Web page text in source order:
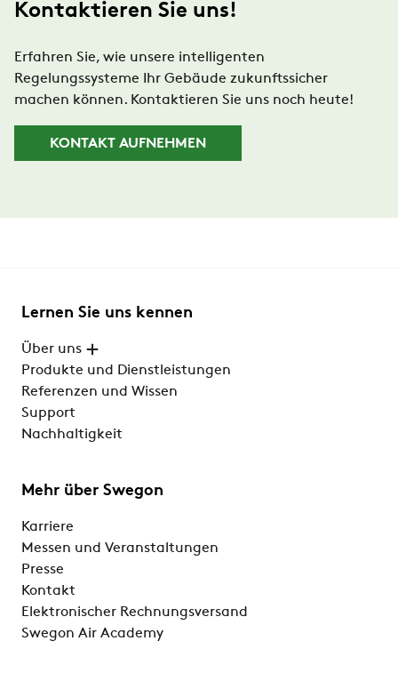
Kontaktieren Sie uns!
Erfahren Sie, wie unsere intelligenten
Regelungssysteme Ihr Gebäude zukunftssicher
machen können. Kontaktieren Sie uns noch heute!
KONTAKT AUFNEHMEN
Lernen Sie uns kennen
Über uns
Produkte und Dienstleistungen
Referenzen und Wissen
Support
Nachhaltigkeit
Mehr über Swegon
Karriere
Messen und Veranstaltungen
Presse
Kontakt
Elektronischer Rechnungsversand
Swegon Air Academy